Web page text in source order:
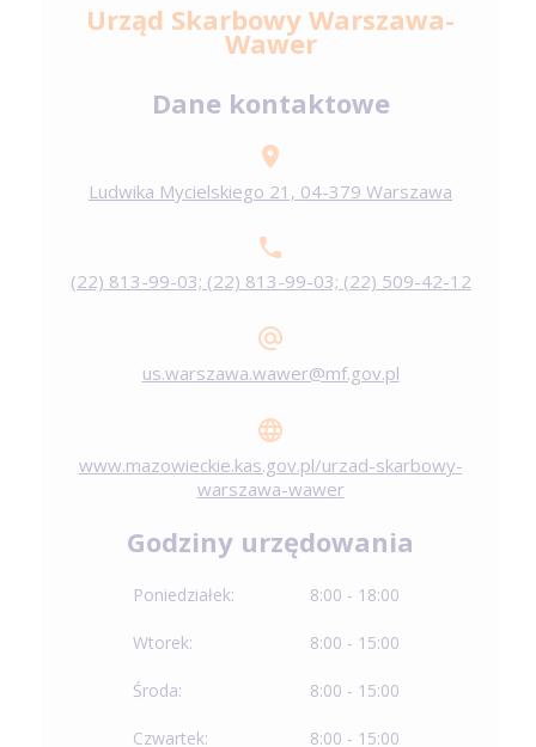
Urząd Skarbowy Warszawa-
Wawer
Dane kontaktowe
Ludwika Mycielskiego 21, 04-379 Warszawa
(22) 813-99-03; (22) 813-99-03; (22) 509-42-12
us.warszawa.wawer@mf.gov.pl
www.mazowieckie.kas.gov.pl/urzad-skarbowy-
warszawa-wawer
Godziny urzędowania
Poniedziałek: 8:00 - 18:00
Wtorek: 8:00 - 15:00
Środa: 8:00 - 15:00
Czwartek: 8:00 - 15:00